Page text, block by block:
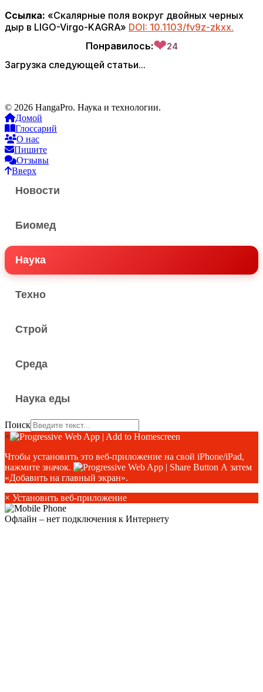
Ссылка: «Скалярные поля вокруг двойных черных
дыр в LIGO-Virgo-KAGRA» DOI: 10.1103/fv9z-zkxx.
Понравилось:❤24
Загрузка следующей статьи...
© 2026 HangaPro. Наука и технологии.
Домой
Глоссарий
О нас
Пишите
Отзывы
Вверх
Новости
Биомед
Наука
Техно
Строй
Среда
Наука еды
Поиск
×
Чтобы установить это веб-приложение на свой iPhone/iPad,
нажмите значок.
А затем
«Добавить на главный экран».
× Установить веб-приложение
Офлайн – нет подключения к Интернету